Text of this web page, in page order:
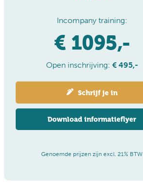
Incompany training:
€ 1095,-
Open inschrijving: € 495,-
Schrijf je in
Download informatieflyer
Genoemde prijzen zijn excl. 21% BTW